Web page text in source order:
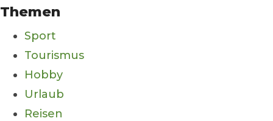
Themen
Sport
Tourismus
Hobby
Urlaub
Reisen